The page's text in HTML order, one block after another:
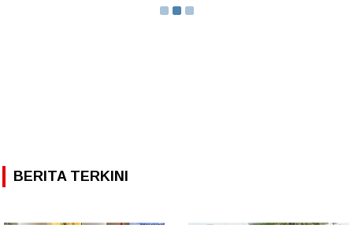
BERITA TERKINI